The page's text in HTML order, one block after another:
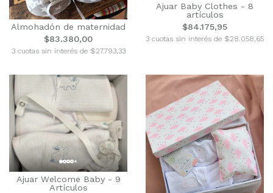
Almohadón de maternidad
$83.380,00
3 cuotas sin interés de $27.793,33
Ajuar Baby Clothes - 8
artículos
$84.175,95
3 cuotas sin interés de $28.058,65
Ajuar Welcome Baby - 9
Artículos